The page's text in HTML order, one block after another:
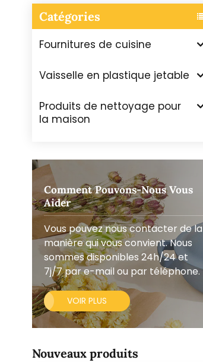
Catégories
Fournitures de cuisine
Vaisselle en plastique jetable
Produits de nettoyage pour
la maison
Comment Pouvons-Nous Vous
Aider
Vous pouvez nous contacter de la
manière qui vous convient. Nous
sommes disponibles 24h/24 et
7j/7 par e-mail ou par téléphone.
VOIR PLUS
Nouveaux produits